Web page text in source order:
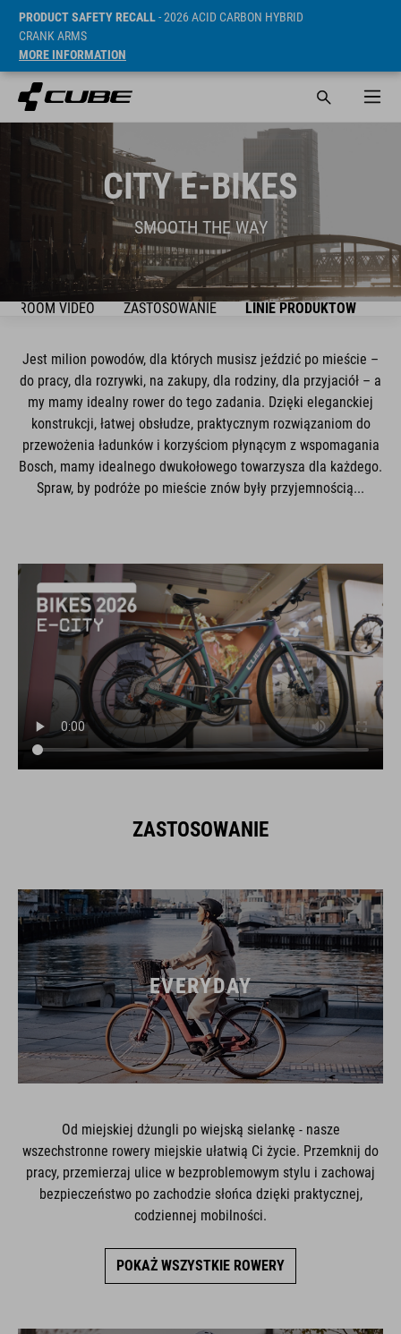
PRODUCT SAFETY RECALL- 2026 ACID CARBON HYBRID
CRANK ARMS
MORE INFORMATION
CITY E-BIKES
SMOOTH THE WAY
VIDEO ZASTOSOWANIE LINIE PRODUKTÓW
Jest milion powodów, dla których musisz jeździć po mieście –
do pracy, dla rozrywki, na zakupy, dla rodziny, dla przyjaciół – a
my mamy idealny rower do tego zadania. Dzięki eleganckiej
konstrukcji, łatwej obsłudze, praktycznym rozwiązaniom do
przewożenia ładunków i korzyściom płynącym z wspomagania
Bosch, mamy idealnego dwukołowego towarzysza dla każdego.
Spraw, by podróże po mieście znów były przyjemnością...
ZASTOSOWANIE
EVERYDAY
Od miejskiej dżungli po wiejską sielankę - nasze
wszechstronne rowery miejskie ułatwią Ci życie. Przemknij do
pracy, przemierzaj ulice w bezproblemowym stylu i zachowaj
bezpieczeństwo po zachodzie słońca dzięki praktycznej,
codziennej mobilności.
POKAŻ WSZYSTKIE ROWERY